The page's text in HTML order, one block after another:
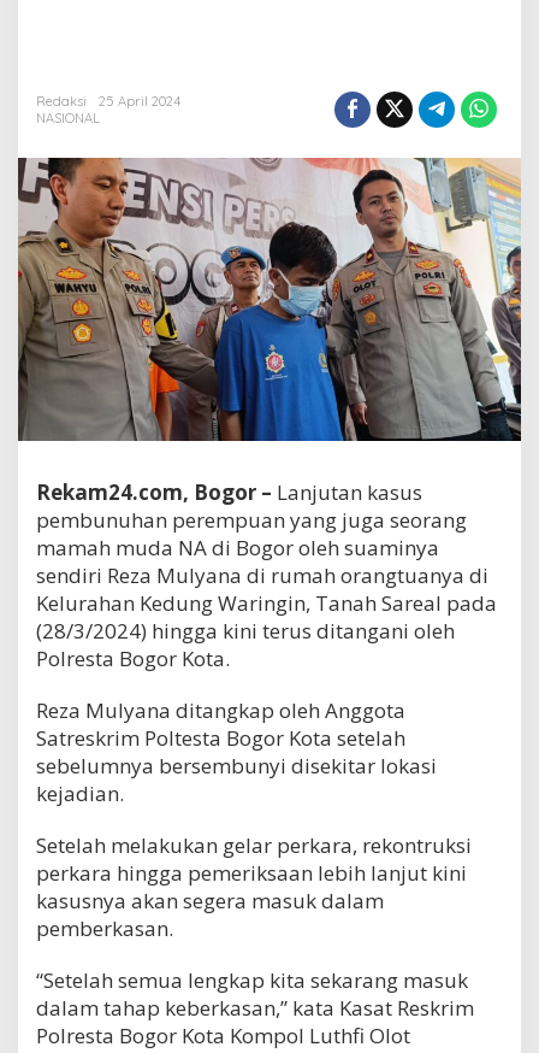
Redaksi
25 April 2024
NASIONAL
Rekam24.com, Bogor – Lanjutan kasus
pembunuhan perempuan yang juga seorang
mamah muda NA di Bogor oleh suaminya
sendiri Reza Mulyana di rumah orangtuanya di
Kelurahan Kedung Waringin, Tanah Sareal pada
(28/3/2024) hingga kini terus ditangani oleh
Polresta Bogor Kota.
Reza Mulyana ditangkap oleh Anggota
Satreskrim Poltesta Bogor Kota setelah
sebelumnya bersembunyi disekitar lokasi
kejadian.
Setelah melakukan gelar perkara, rekontruksi
perkara hingga pemeriksaan lebih lanjut kini
kasusnya akan segera masuk dalam
pemberkasan.
“Setelah semua lengkap kita sekarang masuk
dalam tahap keberkasan,” kata Kasat Reskrim
Polresta Bogor Kota Kompol Luthfi Olot